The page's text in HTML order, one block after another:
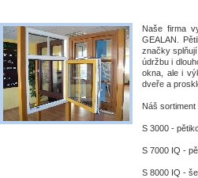
Naše firma
GEALAN.
značky
údržbu i
okna, ale i
dveře a
Náš sortiment
S 3000 -
S 7000 IQ -
S 8000 IQ -